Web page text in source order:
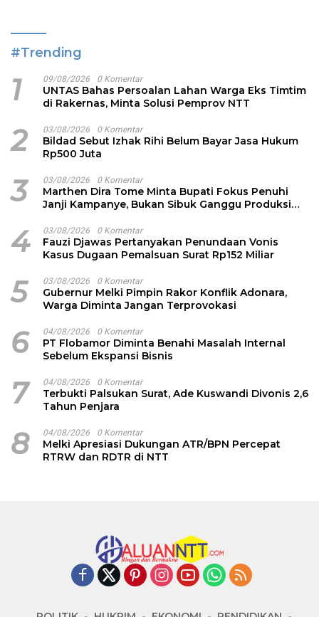
#Trending
1 09/08/2026 0 Komentar
UNTAS Bahas Persoalan Lahan Warga Eks Timtim
di Rakernas, Minta Solusi Pemprov NTT
2 03/08/2026 0 Komentar
Bildad Sebut Izhak Rihi Belum Bayar Jasa Hukum
Rp500 Juta
3 03/08/2026 0 Komentar
Marthen Dira Tome Minta Bupati Fokus Penuhi
Janji Kampanye, Bukan Sibuk Ganggu Produksi
4 03/08/2026 0 Komentar
Fauzi Djawas Pertanyakan Penundaan Vonis
Kasus Dugaan Pemalsuan Surat Rp152 Miliar
5 03/08/2026 0 Komentar
Gubernur Melki Pimpin Rakor Konflik Adonara,
Warga Diminta Jangan Terprovokasi
6 04/08/2026 0 Komentar
PT Flobamor Diminta Benahi Masalah Internal
Sebelum Ekspansi Bisnis
7 04/08/2026 0 Komentar
Terbukti Palsukan Surat, Ade Kuswandi Divonis 2,6
Tahun Penjara
8 04/08/2026 0 Komentar
Melki Apresiasi Dukungan ATR/BPN Percepat
RTRW dan RDTR di NTT